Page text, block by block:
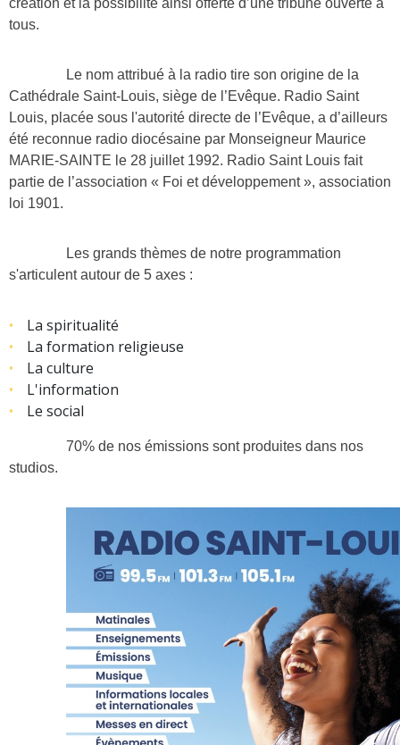
création et la possibilité ainsi offerte d’une tribune ouverte à
tous.
Le nom attribué à la radio tire son origine de la
Cathédrale Saint-Louis, siège de l’Evêque. Radio Saint
Louis, placée sous l'autorité directe de l’Evêque, a d’ailleurs
été reconnue radio diocésaine par Monseigneur Maurice
MARIE-SAINTE le 28 juillet 1992. Radio Saint Louis fait
partie de l’association « Foi et développement », association
loi 1901.
Les grands thèmes de notre programmation
s'articulent autour de 5 axes :
La spiritualité
La formation religieuse
La culture
L'information
Le social
70% de nos émissions sont produites dans nos
studios.